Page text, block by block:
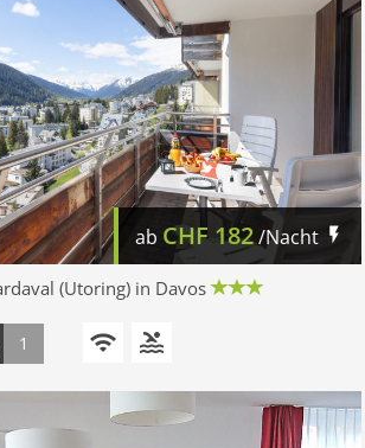
ab CHF 182/Nacht
(Utoring) in Davos
1